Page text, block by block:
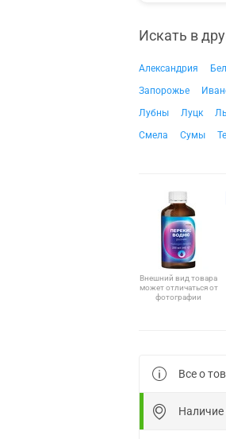
Искать в
Александрия
Запорожье
Лубны
Луцк
Смела
Сумы
Внешний вид товара
может отличаться от
фотографии
Все о
Наличие